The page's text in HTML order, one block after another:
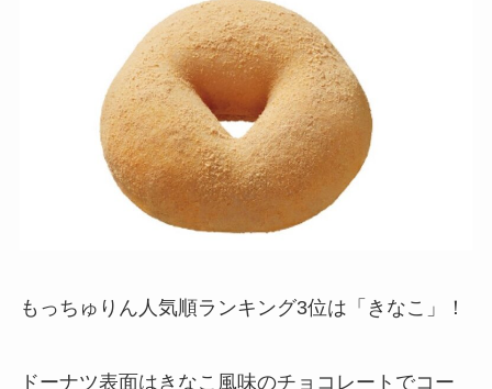
もっちゅりん人気順ランキング3位は「きなこ」！
ドーナツ表面はきなこ風味のチョコレートでコー